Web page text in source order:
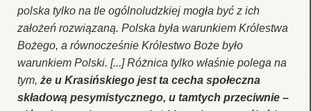
polska tylko na tle ogólnoludzkiej mogła być z ich
założeń rozwiązaną. Polska była warunkiem Królestwa
Bożego, a równocześnie Królestwo Boże było
warunkiem Polski. [...] Różnica tylko właśnie polega na
tym, że u Krasińskiego jest ta cecha społeczna
składową pesymistycznego, u tamtych przeciwnie –